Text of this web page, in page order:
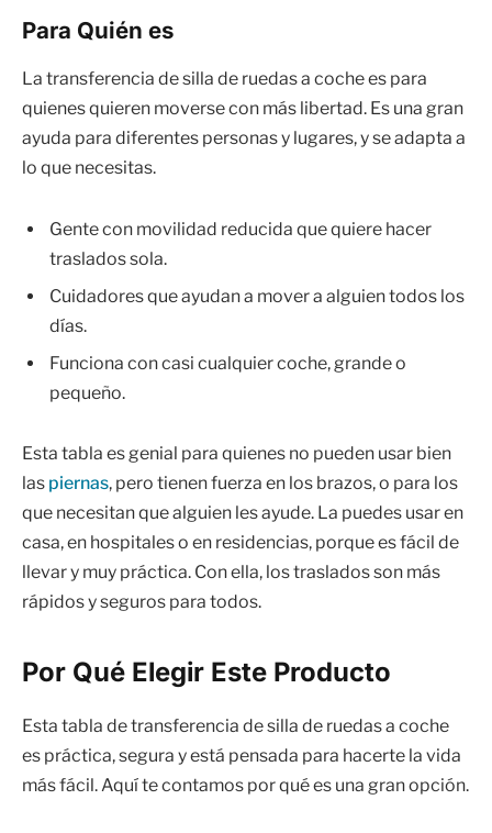
Para Quién es
La transferencia de silla de ruedas a coche es para
quienes quieren moverse con más libertad. Es una gran
ayuda para diferentes personas y lugares, y se adapta a
lo que necesitas.
Gente con movilidad reducida que quiere hacer
traslados sola.
Cuidadores que ayudan a mover a alguien todos los
días.
Funciona con casi cualquier coche, grande o
pequeño.
Esta tabla es genial para quienes no pueden usar bien
las piernas, pero tienen fuerza en los brazos, o para los
que necesitan que alguien les ayude. La puedes usar en
casa, en hospitales o en residencias, porque es fácil de
llevar y muy práctica. Con ella, los traslados son más
rápidos y seguros para todos.
Por Qué Elegir Este Producto
Esta tabla de transferencia de silla de ruedas a coche
es práctica, segura y está pensada para hacerte la vida
más fácil. Aquí te contamos por qué es una gran opción.